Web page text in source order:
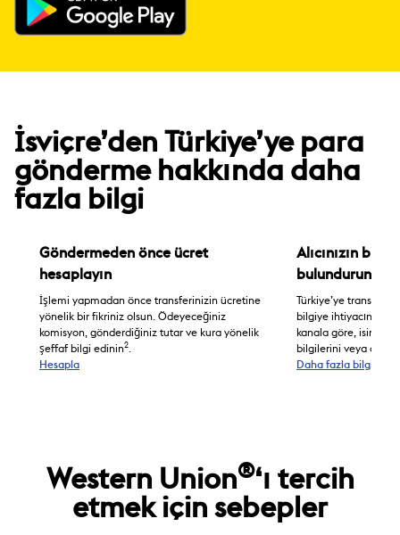
İsviçre’den Türkiye’ye para
gönderme hakkında daha
fazla bilgi
Göndermeden önce ücret
hesaplayın
İşlemi yapmadan önce transferinizin ücretine
yönelik bir fikriniz olsun. Ödeyeceğiniz
komisyon, gönderdiğiniz tutar ve kura yönelik
şeffaf bilgi edinin2
Hesapla
Alıcınızın
bulundurun
Türkiye’ye transfer
bilgiye ihtiyacınız
kanala göre, isim
bilgilerini veya
Daha fazla bilgi
Western Union®‘ı tercih
etmek için sebepler